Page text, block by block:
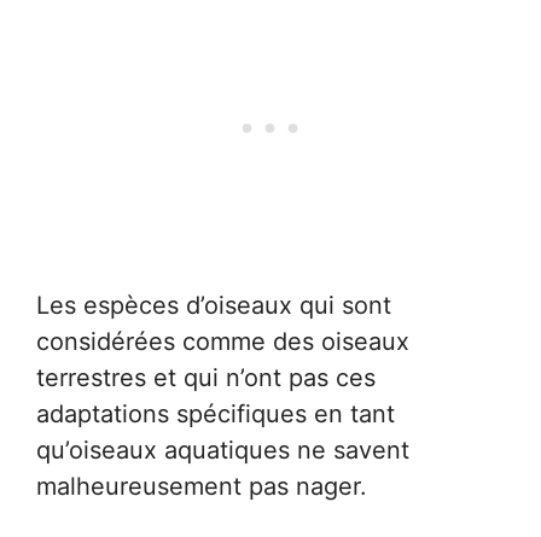
Les espèces d’oiseaux qui sont
considérées comme des oiseaux
terrestres et qui n’ont pas ces
adaptations spécifiques en tant
qu’oiseaux aquatiques ne savent
malheureusement pas nager.